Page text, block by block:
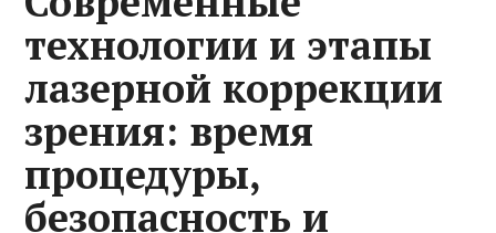
технологии и этапы
лазерной коррекции
зрения: время
процедуры,
безопасность и